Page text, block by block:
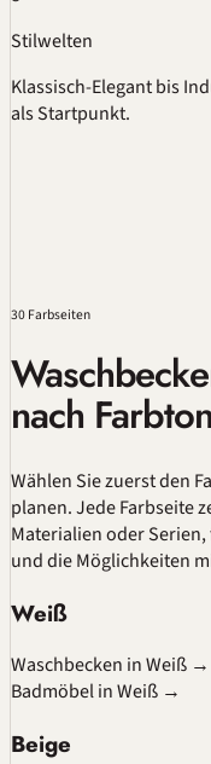
Stilwelten
Klassisch-Elegant bis
als Startpunkt.
30 Farbseiten
nach
Wählen Sie zuerst den
planen. Jede Farbseite
Materialien oder
und die Möglichkeiten
Weiß
Waschbecken in Weiß →
Badmöbel in Weiß →
Beige